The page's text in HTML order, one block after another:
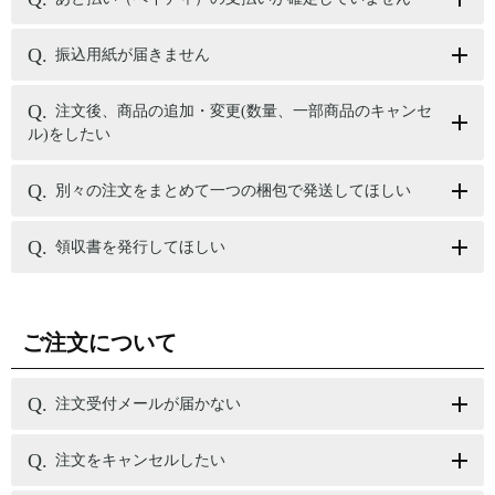
振込用紙が届きません
注文後、商品の追加・変更(数量、一部商品のキャンセ
ル)をしたい
別々の注文をまとめて一つの梱包で発送してほしい
領収書を発行してほしい
ご注文について
注文受付メールが届かない
注文をキャンセルしたい